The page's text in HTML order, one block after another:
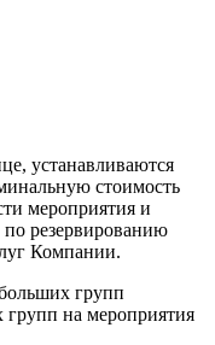
устанавливаются
стоимость
мероприятия и
резервированию
Компании.
групп
на мероприятия